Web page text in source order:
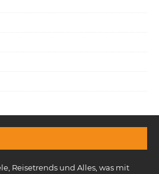
Reisetrends und Alles, was mit